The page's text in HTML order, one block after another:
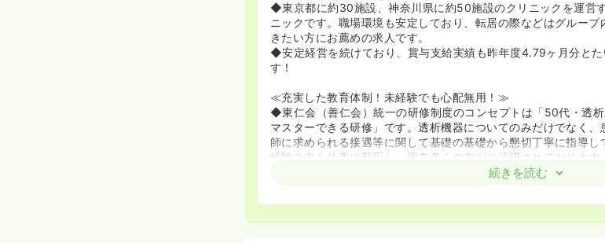
◆東京都に約30施設、神奈川県に約50施設のクリニックを運営
ニックです。職場環境も安定しており、転居の際などはグルー
きたい方にお薦めの求人です。
◆安定経営を続けており、賞与支給実績も昨年度4.79ヶ月分と
す！
≪充実した教育体制！未経験でも心配無用！≫
◆東仁会（善仁会）統一の研修制度のコンセプトは「50代・透
マスターできる研修」です。透析機器についてのみだけでなく
師に求められる接遇等に関して基礎の基礎から懇切丁寧に指導
経験の方も仕事に順応し、現在多くの方がご活躍されております
◆入職後は横浜本部の研修センターで接遇に関する研修を1週間
が受講し、さらに確かな技術を身につける事が可能です♪
続きを読む